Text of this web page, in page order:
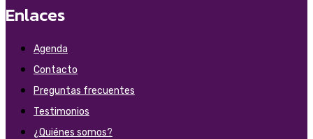
Enlaces
Agenda
Contacto
Preguntas frecuentes
Testimonios
¿Quiénes somos?